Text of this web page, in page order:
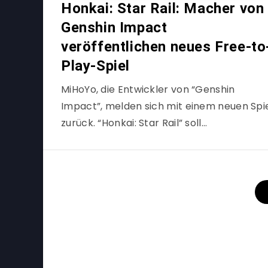
Honkai: Star Rail: Macher von
Genshin Impact
veröffentlichen neues Free-
Play-Spiel
MiHoYo, die Entwickler von “Genshin
Impact”, melden sich mit einem neuen
zurück. “Honkai: Star Rail” soll…